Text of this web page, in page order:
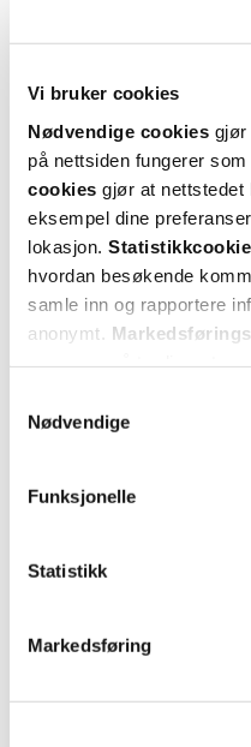
Vi bruker cookies
Nødvendige cookies gjør
på nettsiden fungerer som
cookies gjør at nettstedet
eksempel dine
lokasjon.
hvordan besøkende
samle inn og rapportere
anonymt.
Nødvendige
Funksjonelle
Statistikk
Markedsføring
1
5 stjerner
4 stjerner
1 stjerne